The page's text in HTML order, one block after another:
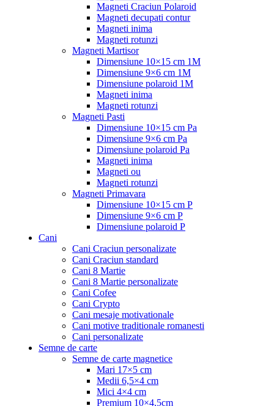
Magneti Craciun Polaroid
Magneti decupati contur
Magneti inima
Magneti rotunzi
Magneti Martisor
Dimensiune 10×15 cm 1M
Dimensiune 9×6 cm 1M
Dimensiune polaroid 1M
Magneti inima
Magneti rotunzi
Magneti Pasti
Dimensiune 10×15 cm Pa
Dimensiune 9×6 cm Pa
Dimensiune polaroid Pa
Magneti inima
Magneti ou
Magneti rotunzi
Magneti Primavara
Dimensiune 10×15 cm P
Dimensiune 9×6 cm P
Dimensiune polaroid P
Cani
Cani Craciun personalizate
Cani Craciun standard
Cani 8 Martie
Cani 8 Martie personalizate
Cani Cofee
Cani Crypto
Cani mesaje motivationale
Cani motive traditionale romanesti
Cani personalizate
Semne de carte
Semne de carte magnetice
Mari 17×5 cm
Medii 6,5×4 cm
Mici 4×4 cm
Premium 10×4,5cm